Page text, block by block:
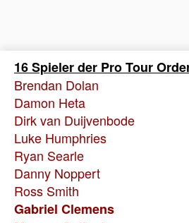
16 Spieler der Pro Tour
Brendan Dolan
Damon Heta
Dirk van Duijvenbode
Luke Humphries
Ryan Searle
Danny Noppert
Ross Smith
Gabriel Clemens